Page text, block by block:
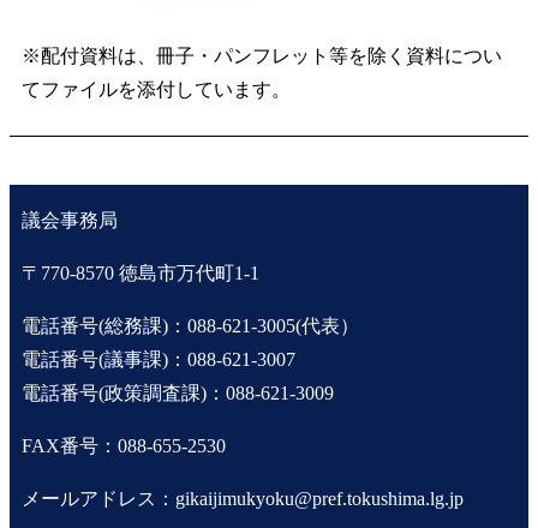
※配付資料は、冊子・パンフレット等を除く資料につい
てファイルを添付しています。
議会事務局
〒770-8570 徳島市万代町1-1
電話番号(総務課)：088-621-3005(代表）
電話番号(議事課)：088-621-3007
電話番号(政策調査課)：088-621-3009
FAX番号：088-655-2530
メールアドレス：gikaijimukyoku@pref.tokushima.lg.jp